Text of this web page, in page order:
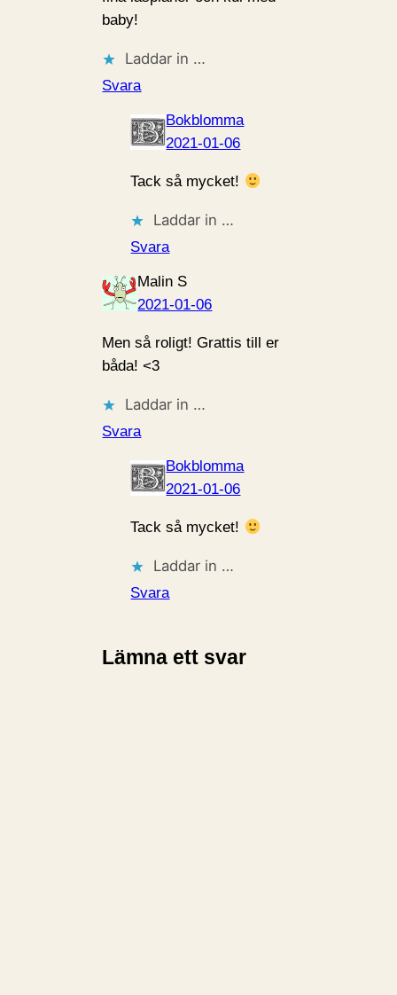
baby!
Laddar in …
Svara
Bokblomma
2021-01-06
Tack så mycket!
Laddar in …
Svara
Malin S
2021-01-06
Men så roligt! Grattis till er
båda! <3
Laddar in …
Svara
Bokblomma
2021-01-06
Tack så mycket!
Laddar in …
Svara
Lämna ett svar